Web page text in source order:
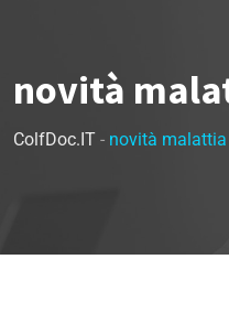
novità
ColfDoc.IT - novità malattia